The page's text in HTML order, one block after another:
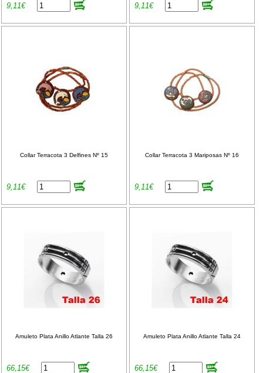
9,11€ 9,11€
Collar Terracota 3 Delfines Nº 15
9,11€
Collar Terracota 3 Mariposas Nº 16
9,11€
Amuleto Plata Anillo Atlante Talla 26
66,15€
Amuleto Plata Anillo Atlante Talla 24
66,15€